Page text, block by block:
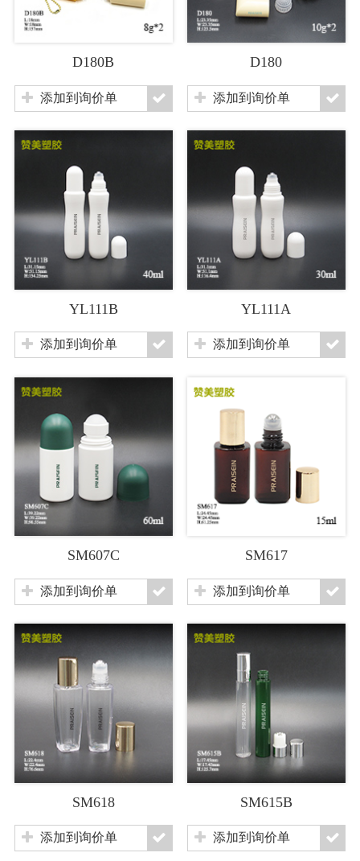
D180B
添加到询价单
D180
添加到询价单
YL111B
添加到询价单
YL111A
添加到询价单
SM607C
添加到询价单
SM617
添加到询价单
SM618
添加到询价单
SM615B
添加到询价单